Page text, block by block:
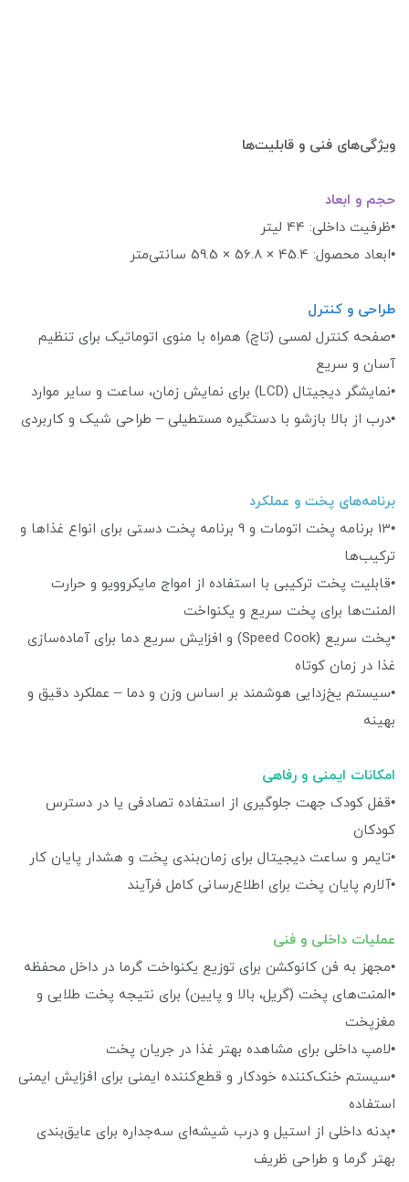
ویژگی‌های فنی و قابلیت‌ها
حجم و ابعاد
•ظرفیت داخلی: 44 لیتر
•ابعاد محصول: 45.4 × 56.8 × 59.5 سانتی‌متر
طراحی و کنترل
•صفحه کنترل لمسی (تاچ) همراه با منوی اتوماتیک برای تنظیم
آسان و سریع
•نمایشگر دیجیتال (LCD) برای نمایش زمان، ساعت و سایر موارد
•درب از بالا بازشو با دستگیره مستطیلی – طراحی شیک و کاربردی
برنامه‌های پخت و عملکرد
•13 برنامه پخت اتومات و 9 برنامه پخت دستی برای انواع غذاها و
ترکیب‌ها
•قابلیت پخت ترکیبی با استفاده از امواج مایکروویو و حرارت
المنت‌ها برای پخت سریع و یکنواخت
•پخت سریع (Speed Cook) و افزایش سریع دما برای آماده‌سازی
غذا در زمان کوتاه
•سیستم یخ‌زدایی هوشمند بر اساس وزن و دما – عملکرد دقیق و
بهینه
امکانات ایمنی و رفاهی
•قفل کودک جهت جلوگیری از استفاده تصادفی یا در دسترس
کودکان
•تایمر و ساعت دیجیتال برای زمان‌بندی پخت و هشدار پایان کار
•آلارم پایان پخت برای اطلاع‌رسانی کامل فرآیند
عملیات داخلی و فنی
•مجهز به فن کانوکشن برای توزیع یکنواخت گرما در داخل محفظه
•المنت‌های پخت (گریل، بالا و پایین) برای نتیجه پخت طلایی و
مغزپخت
•لامپ داخلی برای مشاهده بهتر غذا در جریان پخت
•سیستم خنک‌کننده خودکار و قطع‌کننده ایمنی برای افزایش ایمنی
استفاده
•بدنه داخلی از استیل و درب شیشه‌ای سه‌جداره برای عایق‌بندی
بهتر گرما و طراحی ظریف